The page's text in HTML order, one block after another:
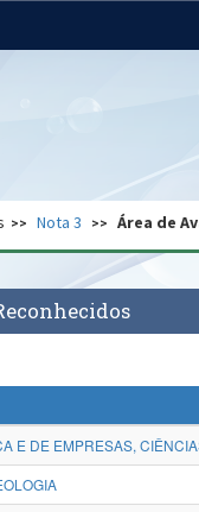
Gabinete de Segurança
Nota 3 Área de
E DE EMPRESAS,